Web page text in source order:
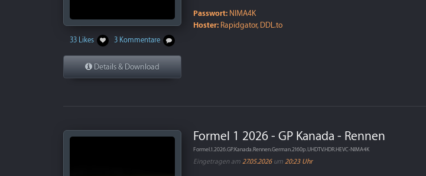
33 Likes 3 Kommentare
Details & Download
Passwort: NIMA4K
Hoster: Rapidgator, DDL.to
Formel 1 2026 - GP Kanada - Rennen
Formel.1.2026.GP.Kanada.Rennen.German.2160p.UHDTV.HDR.HEVC-NIMA4K
Eingetragen am 27.05.2026um 20:23 Uhr